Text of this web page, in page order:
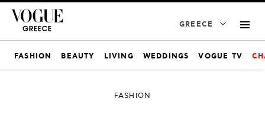
GREECE
FASHION BEAUTY LIVING WEDDINGS VOGUE TV
FASHION